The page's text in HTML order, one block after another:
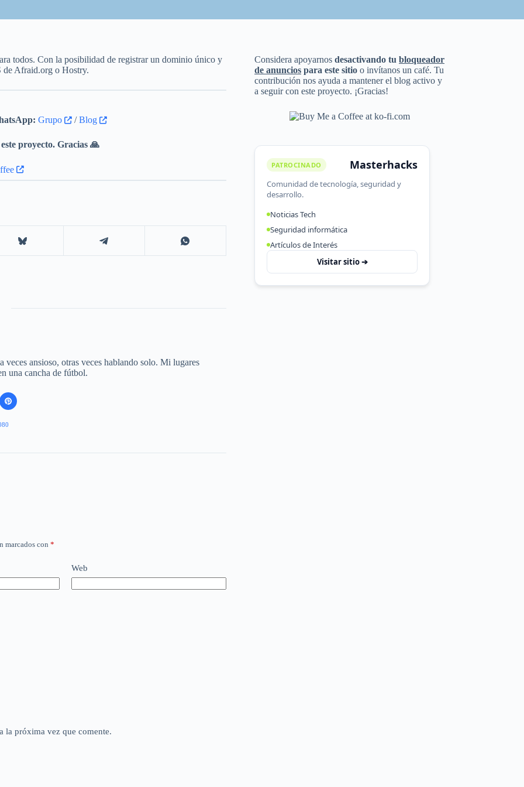
todos. Con la posibilidad de registrar un dominio único y
Afraid.org o Hostry.
Grupo /Blog
proyecto. Gracias 🙏
ansioso, otras veces hablando solo. Mi lugares
una cancha de fútbol.
Considera apoyarnosdesactivando tubloqueador
de anuncios para este sitio o invítanos un café. Tu
contribución nos ayuda a mantener el blog activo y
a seguir con este proyecto. ¡Gracias!
PATROCINADO Masterhacks
Comunidad de tecnología, seguridad y
desarrollo.
Noticias Tech
Seguridad informática
Artículos de Interés
Visitar sitio ➔
marcados con *
Web
la próxima vez que comente.